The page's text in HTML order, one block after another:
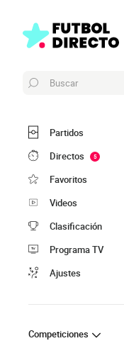
Buscar
Partidos
Directos
5
Favoritos
Videos
Clasificación
Programa TV
Ajustes
Competiciones